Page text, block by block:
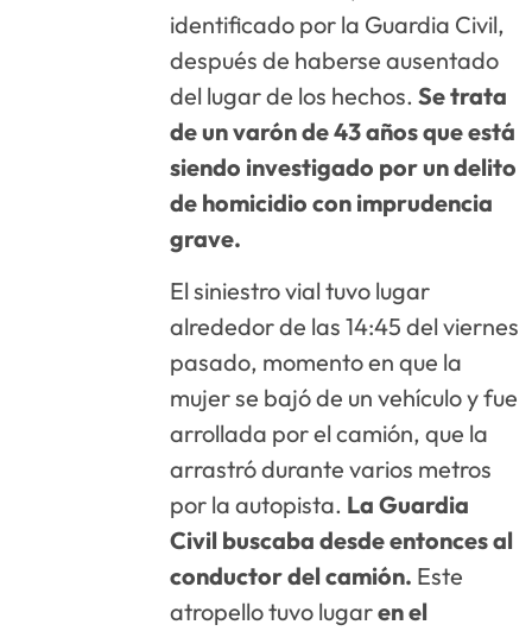
identificado por la Guardia Civil,
después de haberse ausentado
del lugar de los hechos. Se trata
de un varón de 43 años que está
siendo investigado por un delito
de homicidio con imprudencia
grave.
El siniestro vial tuvo lugar
alrededor de las 14:45 del viernes
pasado, momento en que la
mujer se bajó de un vehículo y fue
arrollada por el camión, que la
arrastró durante varios metros
por la autopista. La Guardia
Civil buscaba desde entonces al
conductor del camión. Este
atropello tuvo lugaren el